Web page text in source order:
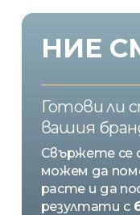
НИЕ
Готови ли
вашия
Свържете се
можем да
расте и да
резултати с